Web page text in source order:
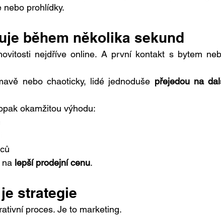
nebo prohlídky.
během několika sekund
nejdříve online. A první kontakt s bytem
nebo chaoticky, lidé jednoduše přejedou na
okamžitou výhodu:
na lepší prodejní cenu.
strategie
proces. Je to marketing.